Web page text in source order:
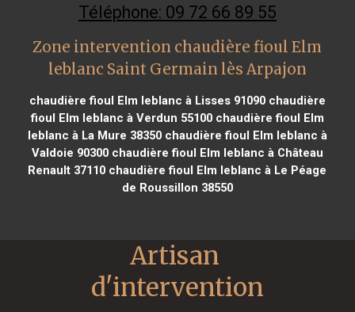
Téléphone: 09 72 66 89 55
Zone intervention chaudière fioul Elm
leblanc Saint Germain lès Arpajon
chaudière fioul Elm leblanc à Lisses 91090chaudière
fioul Elm leblanc à Verdun 55100chaudière fioul Elm
leblanc à La Mure 38350chaudière fioul Elm leblanc à
Valdoie 90300chaudière fioul Elm leblanc à Château
Renault 37110 chaudière fioul Elm leblanc à Le Péage
de Roussillon 38550
Artisan
d'intervention